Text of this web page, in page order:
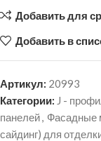
Добавить для
Добавить в
Артикул: 20993
Категории: J -
панелей, Фасадные
сайдинг) для